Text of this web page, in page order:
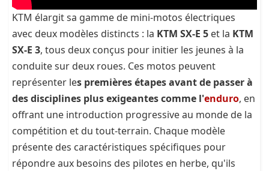
KTM élargit sa gamme de mini-motos électriques
avec deux modèles distincts : la KTM SX-E 5 et la KTM
SX-E 3, tous deux conçus pour initier les jeunes à la
conduite sur deux roues. Ces motos peuvent
représenter les premières étapes avant de passer à
des disciplines plus exigeantes comme l'enduro, en
offrant une introduction progressive au monde de la
compétition et du tout-terrain. Chaque modèle
présente des caractéristiques spécifiques pour
répondre aux besoins des pilotes en herbe, qu'ils